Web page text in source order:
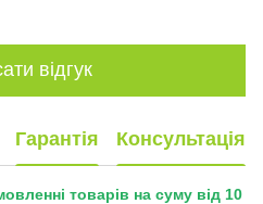
відгук
Гарантія Консультація
товарів на суму від 10